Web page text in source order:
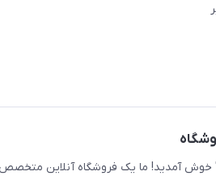
آمدید! ما یک فروشگاه آنلاین متخصص